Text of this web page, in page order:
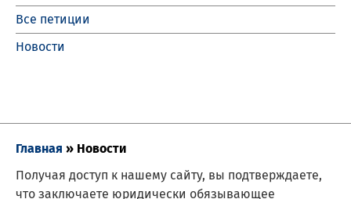
Все петиции
Новости
Главная » Новости
Получая доступ к нашему сайту, вы подтверждаете,
что заключаете юридически обязывающее